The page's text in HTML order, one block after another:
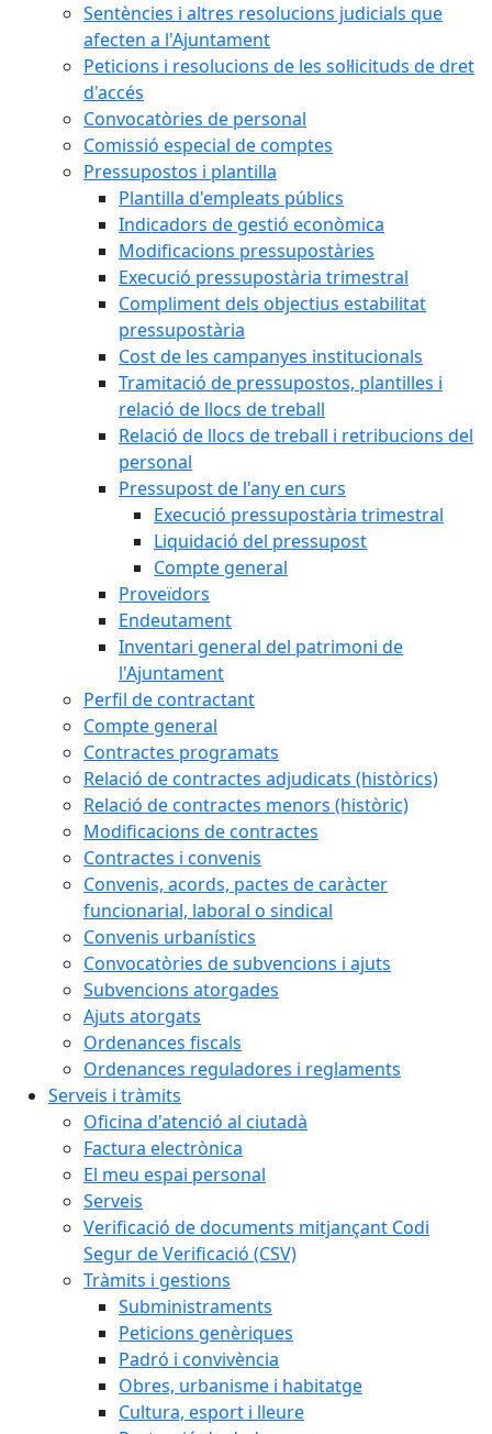
Sentències i altres resolucions judicials que
afecten a l'Ajuntament
Peticions i resolucions de les sol·licituds de dret
d'accés
Convocatòries de personal
Comissió especial de comptes
Pressupostos i plantilla
Plantilla d'empleats públics
Indicadors de gestió econòmica
Modificacions pressupostàries
Execució pressupostària trimestral
Compliment dels objectius estabilitat
pressupostària
Cost de les campanyes institucionals
Tramitació de pressupostos, plantilles i
relació de llocs de treball
Relació de llocs de treball i retribucions del
personal
Pressupost de l'any en curs
Execució pressupostària trimestral
Liquidació del pressupost
Compte general
Proveïdors
Endeutament
Inventari general del patrimoni de
l'Ajuntament
Perfil de contractant
Compte general
Contractes programats
Relació de contractes adjudicats (històrics)
Relació de contractes menors (històric)
Modificacions de contractes
Contractes i convenis
Convenis, acords, pactes de caràcter
funcionarial, laboral o sindical
Convenis urbanístics
Convocatòries de subvencions i ajuts
Subvencions atorgades
Ajuts atorgats
Ordenances fiscals
Ordenances reguladores i reglaments
Serveis i tràmits
Oficina d'atenció al ciutadà
Factura electrònica
El meu espai personal
Serveis
Verificació de documents mitjançant Codi
Segur de Verificació (CSV)
Tràmits i gestions
Subministraments
Peticions genèriques
Padró i convivència
Obres, urbanisme i habitatge
Cultura, esport i lleure